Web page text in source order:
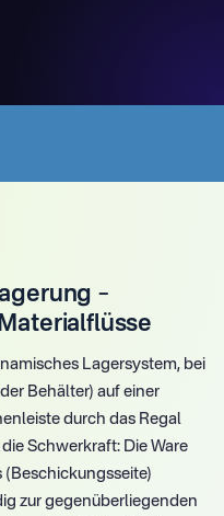
–
Lagersystem, bei
Behälter) auf einer
durch das Regal
Schwerkraft: Die Ware
(Beschickungsseite)
zur gegenüberliegenden